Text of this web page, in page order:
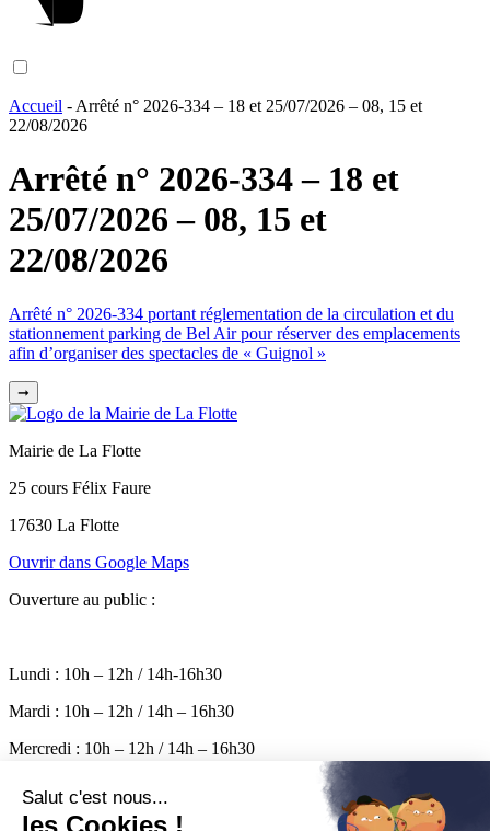
Accueil - Arrêté n° 2026-334 – 18 et 25/07/2026 – 08, 15 et
22/08/2026
Arrêté n° 2026-334 – 18 et
25/07/2026 – 08, 15 et
22/08/2026
Arrêté n° 2026-334 portant réglementation de la circulation et du
stationnement parking de Bel Air pour réserver des emplacements
afin d’organiser des spectacles de « Guignol »
➞
Mairie de La Flotte
25 cours Félix Faure
17630 La Flotte
Ouvrir dans Google Maps
Ouverture au public :
Lundi : 10h – 12h / 14h-16h30
Mardi : 10h – 12h / 14h – 16h30
Mercredi : 10h – 12h / 14h – 16h30
Vendredi : 10h – 17h